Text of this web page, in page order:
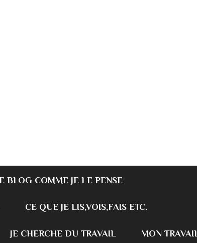
BLOG COMME JE LE PENSE
CE QUE JE LIS,VOIS,FAIS ETC.
JE CHERCHE DU TRAVAIL MON TRAVAIL